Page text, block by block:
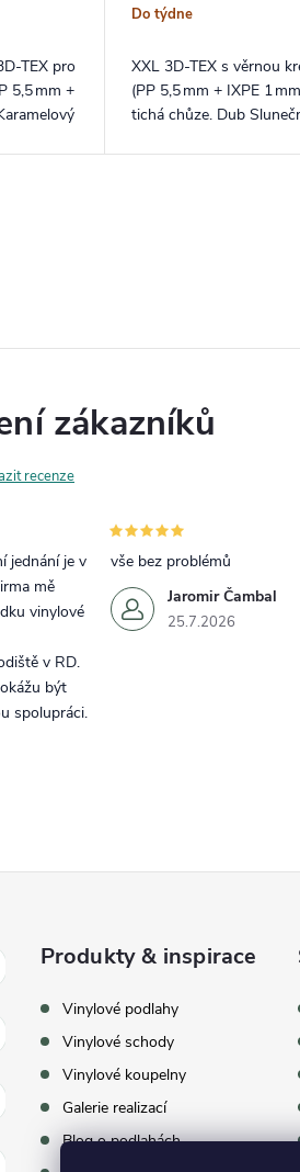
pro
5,5 mm +
Do týdne
XXL 3D‑TEX s věrnou
(PP 5,5 mm + IXPE 1
tichá chůze. Dub
zákazníků
recenze
jednání je v
mě
vinylové
v RD.
být
spolupráci.
Jaromir Čambal
25.7.2026
vše bez problémů
e‑shopu 4,9 z 5, celkem369
4,8 z 5
Hodnocení Seznam 4,9 z 5
Produkty & inspirace
Vinylové podlahy
Vinylové schody
Vinylové koupelny
Galerie realizací
Blog o podlahách